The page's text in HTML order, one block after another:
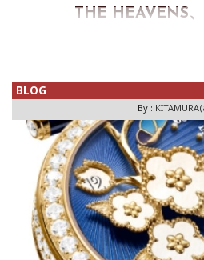
THE HEAVENS
「ウォッチズ アンド ワンダーズ
計を発表～POETRY OF THE
和して生きるという夢を追
BLOG
By :